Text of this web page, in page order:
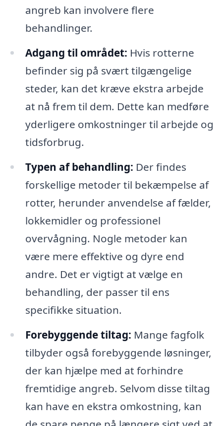
angreb kan involvere flere
behandlinger.
Adgang til området: Hvis rotterne
befinder sig på svært tilgængelige
steder, kan det kræve ekstra arbejde
at nå frem til dem. Dette kan medføre
yderligere omkostninger til arbejde og
tidsforbrug.
Typen af behandling: Der findes
forskellige metoder til bekæmpelse af
rotter, herunder anvendelse af fælder,
lokkemidler og professionel
overvågning. Nogle metoder kan
være mere effektive og dyre end
andre. Det er vigtigt at vælge en
behandling, der passer til ens
specifikke situation.
Forebyggende tiltag: Mange fagfolk
tilbyder også forebyggende løsninger,
der kan hjælpe med at forhindre
fremtidige angreb. Selvom disse tiltag
kan have en ekstra omkostning, kan